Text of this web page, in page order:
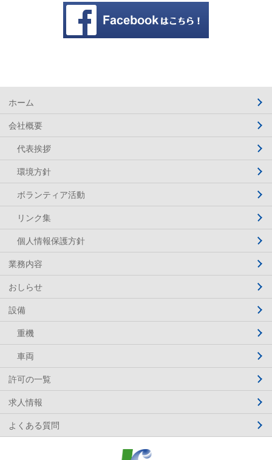
ホーム
会社概要
代表挨拶
環境方針
ボランティア活動
リンク集
個人情報保護方針
業務内容
おしらせ
設備
重機
車両
許可の一覧
求人情報
よくある質問